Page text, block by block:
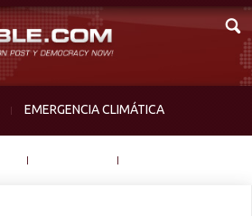
EMERGENCIA CLIMÁTICA